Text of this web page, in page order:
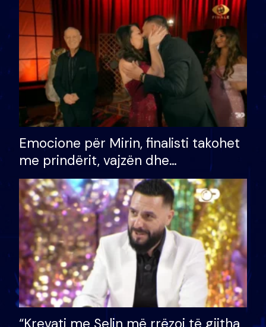
të fituar çmimin e madh
Emocione për Mirin, finalisti takohet
me prindërit, vajzën dhe
bashkëshorten: S’kemi ndonjë letër
divorci apo jo?